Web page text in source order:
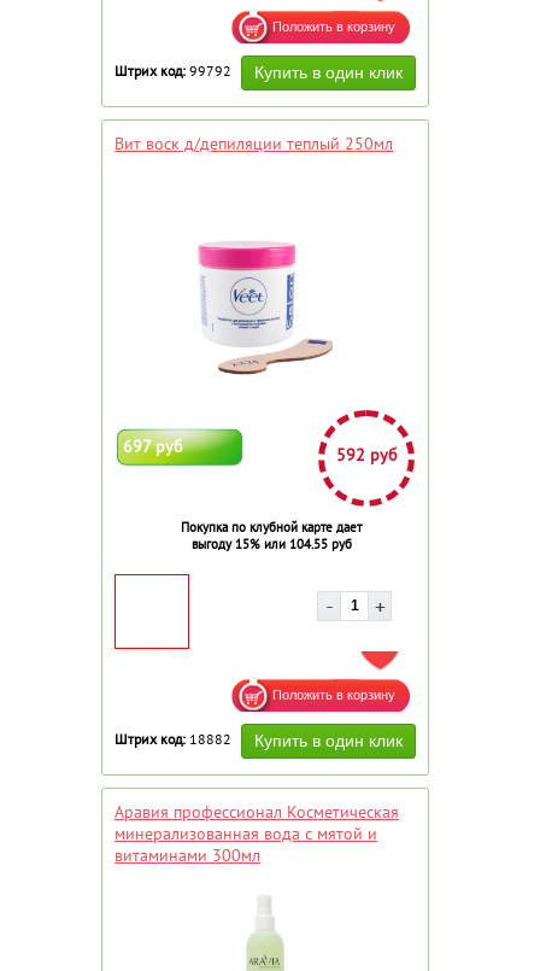
Штрих код: 99792
Вит воск д/депиляции теплый 250мл
697 руб 592 руб
Покупка по клубной карте дает
выгоду 15% или 104.55 руб
ДОБАВИТЬ В ИЗБРАННОЕ
Штрих код: 18882
Аравия профессионал Косметическая
минерализованная вода с мятой и
витаминами 300мл